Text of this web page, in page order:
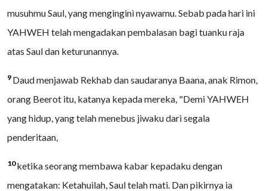
musuhmu Saul, yang mengingini nyawamu. Sebab pada hari ini
YAHWEH telah mengadakan pembalasan bagi tuanku raja
atas Saul dan keturunannya.
9 Daud menjawab Rekhab dan saudaranya Baana, anak Rimon,
orang Beerot itu, katanya kepada mereka, "Demi YAHWEH
yang hidup, yang telah menebus jiwaku dari segala
penderitaan,
10ketika seorang membawa kabar kepadaku dengan
mengatakan: Ketahuilah, Saul telah mati. Dan pikirnya ia